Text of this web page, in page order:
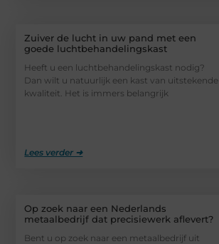
Zuiver de lucht in uw pand met een
goede luchtbehandelingskast
Heeft u een luchtbehandelingskast nodig?
Dan wilt u natuurlijk een kast van uitstekende
kwaliteit. Het is immers belangrijk
Lees verder ➜
Op zoek naar een Nederlands
metaalbedrijf dat precisiewerk aflevert?
Bent u op zoek naar een metaalbedrijf uit